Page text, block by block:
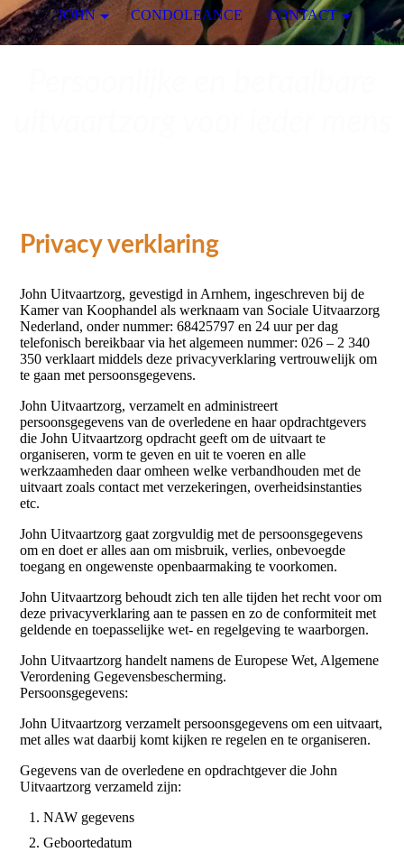
Privacy verklaring
John Uitvaartzorg, gevestigd in Arnhem, ingeschreven bij de
Kamer van Koophandel als werknaam van Sociale Uitvaarzorg
Nederland, onder nummer: 68425797 en 24 uur per dag
telefonisch bereikbaar via het algemeen nummer: 026 – 2 340
350 verklaart middels deze privacyverklaring vertrouwelijk om
te gaan met persoonsgegevens.
John Uitvaartzorg, verzamelt en administreert
persoonsgegevens van de overledene en haar opdrachtgevers
die John Uitvaartzorg opdracht geeft om de uitvaart te
organiseren, vorm te geven en uit te voeren en alle
werkzaamheden daar omheen welke verbandhouden met de
uitvaart zoals contact met verzekeringen, overheidsinstanties
etc.
John Uitvaartzorg gaat zorgvuldig met de persoonsgegevens
om en doet er alles aan om misbruik, verlies, onbevoegde
toegang en ongewenste openbaarmaking te voorkomen.
John Uitvaartzorg behoudt zich ten alle tijden het recht voor om
deze privacyverklaring aan te passen en zo de conformiteit met
geldende en toepasselijke wet- en regelgeving te waarborgen.
John Uitvaartzorg handelt namens de Europese Wet, Algemene
Verordening Gegevensbescherming.
Persoonsgegevens:
John Uitvaartzorg verzamelt persoonsgegevens om een uitvaart,
met alles wat daarbij komt kijken re regelen en te organiseren.
Gegevens van de overledene en opdrachtgever die John
Uitvaartzorg verzameld zijn:
NAW gegevens
Geboortedatum
JOHN CONDOLEANCE CONTACT